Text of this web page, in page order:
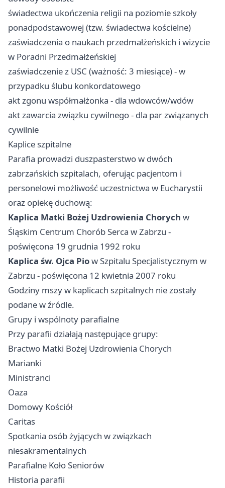
świadectwa ukończenia religii na poziomie szkoły
ponadpodstawowej (tzw. świadectwa kościelne)
zaświadczenia o naukach przedmałżeńskich i wizycie
w Poradni Przedmałżeńskiej
zaświadczenie z USC (ważność: 3 miesiące) - w
przypadku ślubu konkordatowego
akt zgonu współmałżonka - dla wdowców/wdów
akt zawarcia związku cywilnego - dla par związanych
cywilnie
Kaplice szpitalne
Parafia prowadzi duszpasterstwo w dwóch
zabrzańskich szpitalach, oferując pacjentom i
personelowi możliwość uczestnictwa w Eucharystii
oraz opiekę duchową:
Kaplica Matki Bożej Uzdrowienia Chorych w
Śląskim Centrum Chorób Serca w Zabrzu -
poświęcona 19 grudnia 1992 roku
Kaplica św. Ojca Piow Szpitalu Specjalistycznym w
Zabrzu - poświęcona 12 kwietnia 2007 roku
Godziny mszy w kaplicach szpitalnych nie zostały
podane w źródle.
Grupy i wspólnoty parafialne
Przy parafii działają następujące grupy:
Bractwo Matki Bożej Uzdrowienia Chorych
Marianki
Ministranci
Oaza
Domowy Kościół
Caritas
Spotkania osób żyjących w związkach
niesakramentalnych
Parafialne Koło Seniorów
Historia parafii